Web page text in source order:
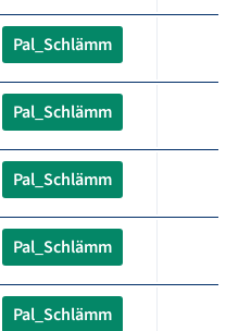
Pal_Schlämm
Pal_Schlämm
Pal_Schlämm
Pal_Schlämm
Pal_Schlämm